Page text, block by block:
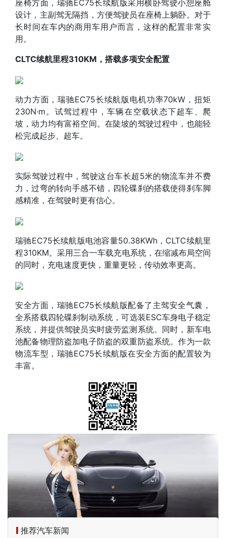
座椅方面，瑞驰EC75长续航版采用横卧驾驶小憩座舱
设计，主副驾无隔挡，方便驾驶员在座椅上躺卧。对于
长时间在车内的商用车用户而言，这样的配置非常实
用。
CLTC续航里程310KM，搭载多项安全配置
动力方面，瑞驰EC75长续航版电机功率70kW，扭矩
230N·m。试驾过程中，车辆在空载状态下超车、爬
坡，动力均有富裕空间。在陡坡的驾驶过程中，也能轻
松完成起步、超车。
实际驾驶过程中，驾驶这台车长超5米的物流车并不费
力，过弯的转向手感不错，四轮碟刹的搭载使得刹车脚
感精准，在驾驶时更有信心。
瑞驰EC75长续航版电池容量50.38KWh，CLTC续航里
程310KM。采用三合一车载充电系统，在缩减布局空间
的同时，充电速度更快，重量更轻，传动效率更高。
安全方面，瑞驰EC75长续航版配备了主驾安全气囊，
全系搭载四轮碟刹制动系统，可选装ESC车身电子稳定
系统，并提供驾驶员实时疲劳监测系统。同时，新车电
池配备物理防盗加电子防盗的双重防盗系统。作为一款
物流车型，瑞驰EC75长续航版在安全方面的配置较为
丰富。
推荐汽车新闻